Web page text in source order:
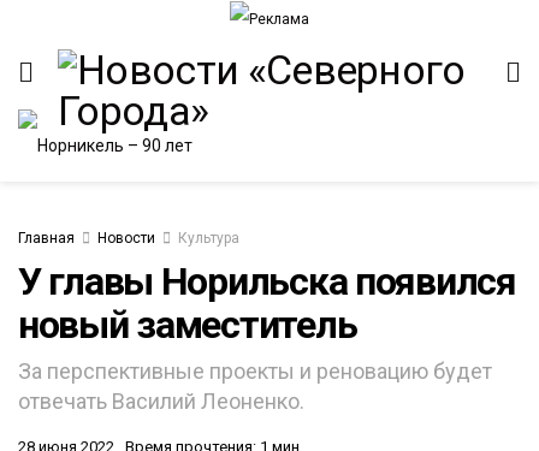
Главная Новости Культура
У главы Норильска появился
новый заместитель
За перспективные проекты и реновацию будет
отвечать Василий Леоненко.
28 июня 2022 Время прочтения: 1 мин.